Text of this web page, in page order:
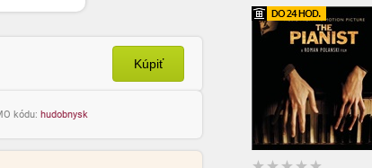
Kúpiť
kódu: hudobnysk